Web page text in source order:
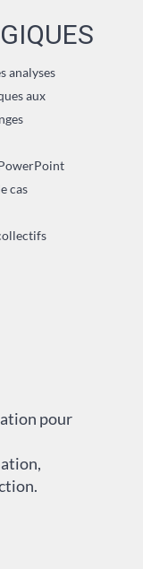
analyses
aux
cas
pour